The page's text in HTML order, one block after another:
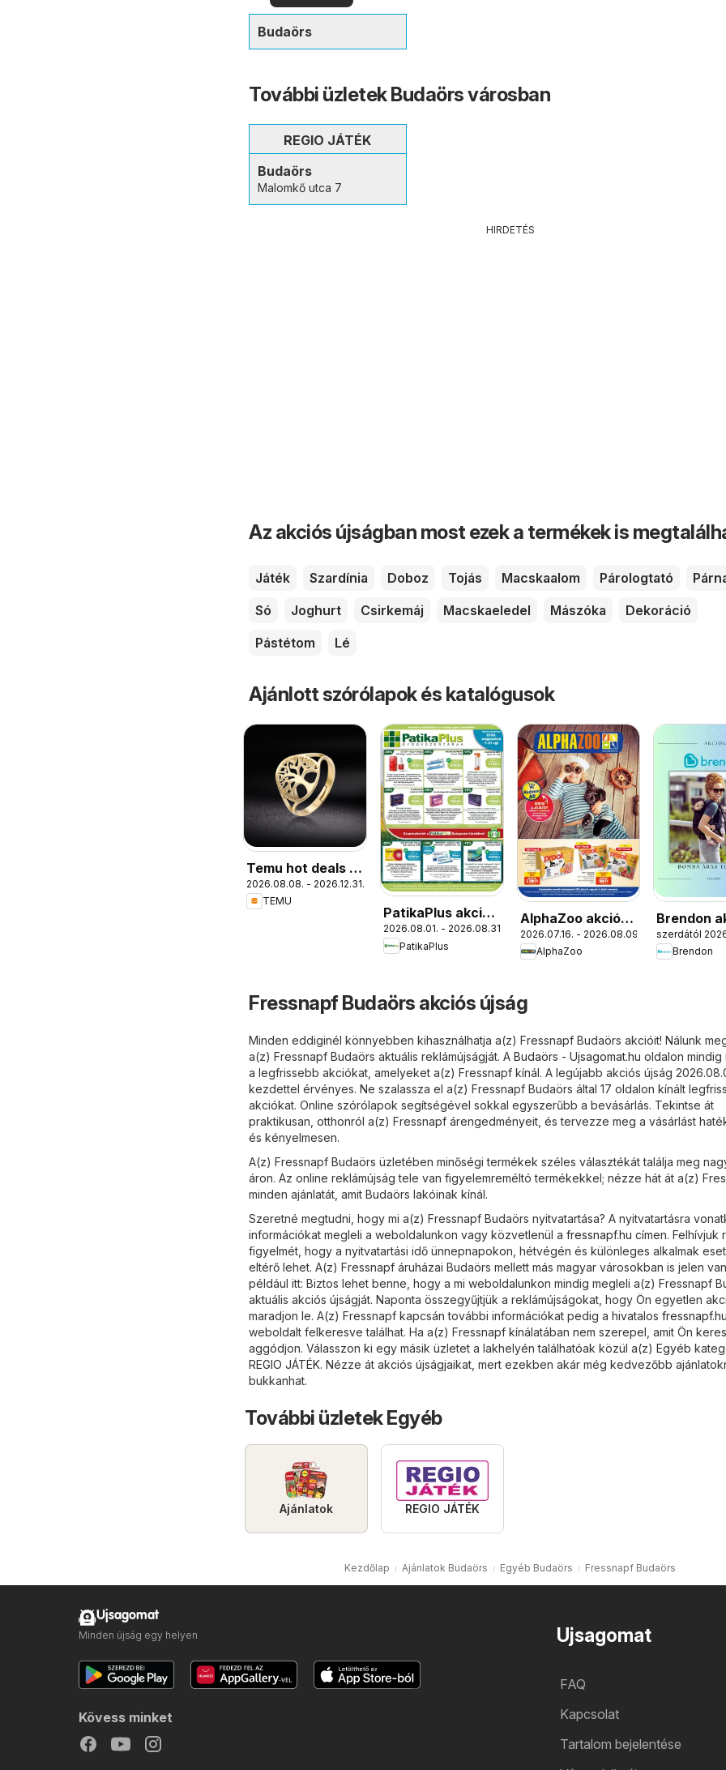
ajánlatok
Budaörs
További üzletek Budaörs városban
REGIO JÁTÉK
Budaörs
Malomkő utca 7
HIRDETÉS
Az akciós újságban most ezek a termékek is
Játék Szardínia Doboz Tojás Macskaalom Párologtató
Só
Joghurt Csirkemáj Macskaeledel Mászóka
Dekoráció
Pástétom
Lé
Ajánlott szórólapok és katalógusok
Temu hot deals –
Hungary
2026.08.08. - 2026.12.31.
TEMU
PatikaPlus akciós
újság
2026.08.01. - 2026.08.31.
PatikaPlus
AlphaZoo akciós
újság
2026.07.16. - 2026.08.09.
AlphaZoo
Brendon
újság
szerdától
Brendon
Fressnapf Budaörs akciós újság
Minden eddiginél könnyebben kihasználhatja a(z) Fressnapf Budaörs akcióit! Nálunk
a(z) Fressnapf Budaörs aktuális reklámújságját. A Budaörs - Ujsagomat.hu oldalon mindig
a legfrissebb akciókat, amelyeket a(z) Fressnapf kínál. A legújabb akciós újság
kezdettel érvényes. Ne szalassza el a(z) Fressnapf Budaörs által 17 oldalon kínált
akciókat. Online szórólapok segítségével sokkal egyszerűbb a bevásárlás. Tekintse át
praktikusan, otthonról a(z) Fressnapf árengedményeit, és tervezze meg a vásárlást
és kényelmesen.
A(z) Fressnapf Budaörs üzletében minőségi termékek széles választékát találja meg
áron. Az online reklámújság tele van figyelemreméltó termékekkel; nézze hát át a(z)
minden ajánlatát, amit Budaörs lakóinak kínál.
Szeretné megtudni, hogy mi a(z) Fressnapf Budaörs nyitvatartása? A nyitvatartásra
információkat megleli a weboldalunkon vagy közvetlenül a fressnapf.hu címen. Felhívjuk
figyelmét, hogy a nyitvatartási idő ünnepnapokon, hétvégén és különleges alkalmak
eltérő lehet. A(z) Fressnapf áruházai Budaörs mellett más magyar városokban is jelen
például itt: Biztos lehet benne, hogy a mi weboldalunkon mindig megleli a(z) Fressnapf
aktuális akciós újságját. Naponta összegyűjtjük a reklámújságokat, hogy Ön egyetlen
maradjon le. A(z) Fressnapf kapcsán további információkat pedig a hivatalos fressnapf.hu
weboldalt felkeresve találhat. Ha a(z) Fressnapf kínálatában nem szerepel, amit Ön
aggódjon. Válasszon ki egy másik üzletet a lakhelyén találhatóak közül a(z) Egyéb
REGIO JÁTÉK. Nézze át akciós újságjaikat, mert ezekben akár még kedvezőbb
bukkanhat.
További üzletek Egyéb
Ajánlatok REGIO JÁTÉK
Kezdőlap Ajánlatok Budaörs Egyéb Budaörs Fressnapf Budaörs
Ujsagomat
FAQ
Kapcsolat
Tartalom bejelentése
Ujsagomat
Minden újság egy helyen
Kövess minket